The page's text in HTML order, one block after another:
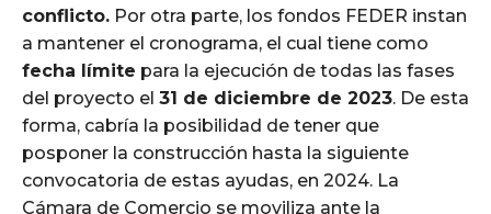
conflicto. Por otra parte, los fondos FEDER instan
a mantener el cronograma, el cual tiene como
fecha límite para la ejecución de todas las fases
del proyecto el 31 de diciembre de 2023. De esta
forma, cabría la posibilidad de tener que
posponer la construcción hasta la siguiente
convocatoria de estas ayudas, en 2024. La
Cámara de Comercio se moviliza ante la